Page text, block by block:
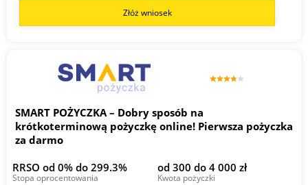
Złóż wniosek
SMART POŻYCZKA – Dobry sposób na
krótkoterminową pożyczkę online! Pierwsza pożyczka
za darmo
RRSO od 0% do 299.3%
Stopa oprocentowania
od 300 do 4 000 zł
Kwota pożyczki